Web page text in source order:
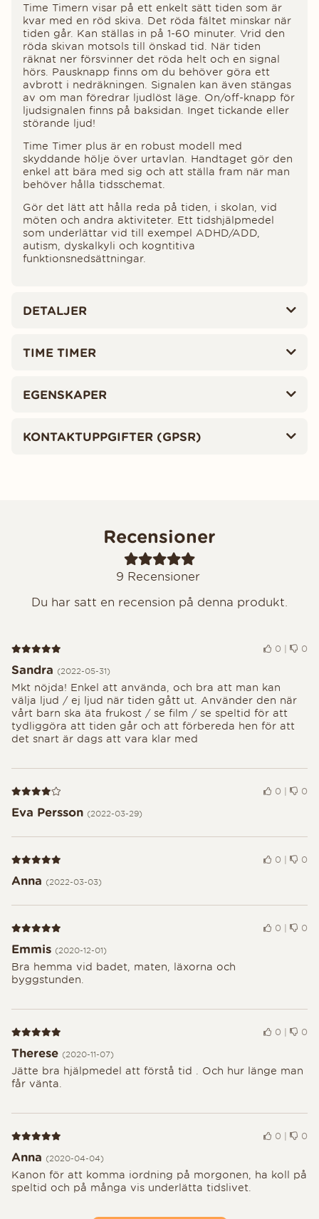
Time Timern visar på ett enkelt sätt tiden som är
kvar med en röd skiva. Det röda fältet minskar när
tiden går. Kan ställas in på 1-60 minuter. Vrid den
röda skivan motsols till önskad tid. När tiden
räknat ner försvinner det röda helt och en signal
hörs. Pausknapp finns om du behöver göra ett
avbrott i nedräkningen. Signalen kan även stängas
av om man föredrar ljudlöst läge. On/off-knapp för
ljudsignalen finns på baksidan. Inget tickande eller
störande ljud!
Time Timer plus är en robust modell med
skyddande hölje över urtavlan. Handtaget gör den
enkel att bära med sig och att ställa fram när man
behöver hålla tidsschemat.
Gör det lätt att hålla reda på tiden, i skolan, vid
möten och andra aktiviteter. Ett tidshjälpmedel
som underlättar vid till exempel ADHD/ADD,
autism, dyskalkyli och kogntitiva
funktionsnedsättningar.
DETALJER
TIME TIMER
EGENSKAPER
KONTAKTUPPGIFTER (GPSR)
Recensioner
9 Recensioner
Du har satt en recension på denna produkt.
Recension 5 av 5 0 | 0
Sandra (2022-05-31)
Mkt nöjda! Enkel att använda, och bra att man kan
välja ljud / ej ljud när tiden gått ut. Använder den när
vårt barn ska äta frukost / se film / se speltid för att
tydliggöra att tiden går och att förbereda hen för att
det snart är dags att vara klar med
Recension 4 av 5 0 | 0
Eva Persson (2022-03-29)
Recension 5 av 5 0 | 0
Anna (2022-03-03)
Recension 5 av 5 0 | 0
Emmis (2020-12-01)
Bra hemma vid badet, maten, läxorna och
byggstunden.
Recension 5 av 5 0 | 0
Therese (2020-11-07)
Jätte bra hjälpmedel att förstå tid . Och hur länge man
får vänta.
Recension 5 av 5 0 | 0
Anna (2020-04-04)
Kanon för att komma iordning på morgonen, ha koll på
speltid och på många vis underlätta tidslivet.